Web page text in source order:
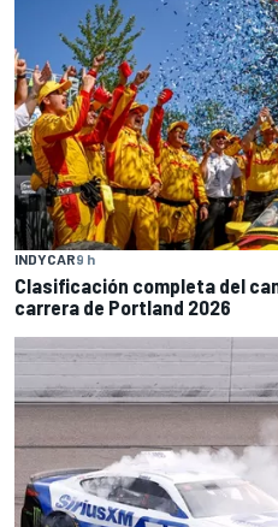
INDYCAR9 h
Clasificación completa del
carrera de Portland 2026